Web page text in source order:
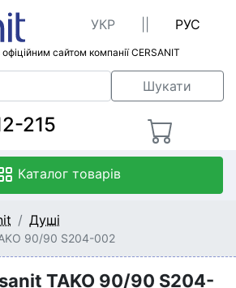
сайтом компанії CERSANIT
УКР РУС
Шукати
215
Каталог товарів
Душі
90/90 S204-002
TAKO 90/90 S204-